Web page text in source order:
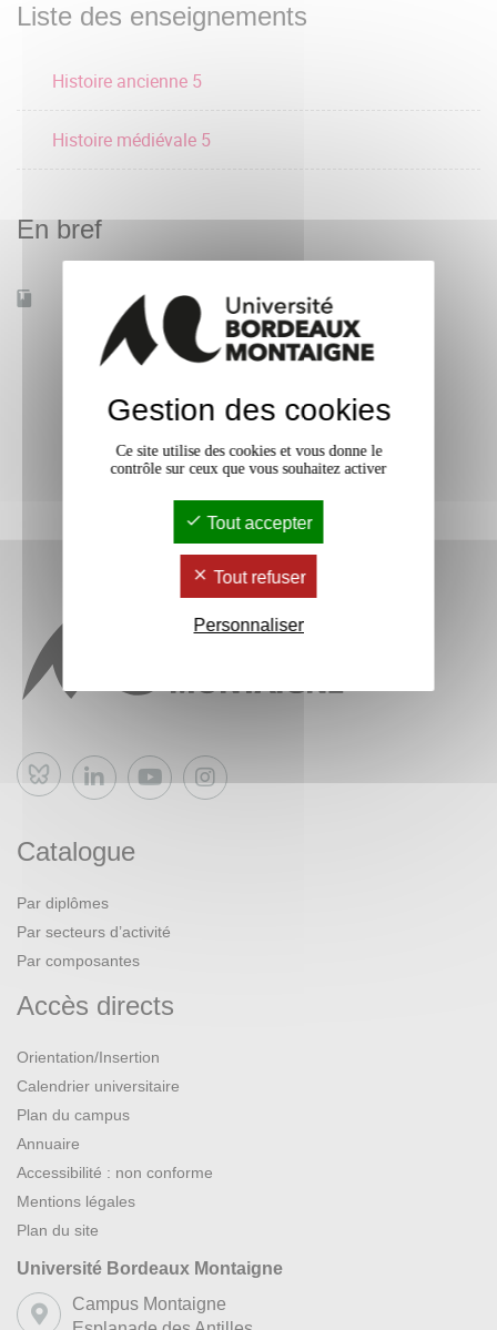
Liste des enseignements
Histoire ancienne 5
Histoire médiévale 5
En bref
Accessible à distance Non
Bluesky
Catalogue
Par diplômes
Par secteurs d’activité
Par composantes
Accès directs
Orientation/Insertion
Calendrier universitaire
Plan du campus
Annuaire
Accessibilité : non conforme
Mentions légales
Plan du site
Université Bordeaux Montaigne
Campus Montaigne
Gestion des cookies
Ce site utilise des cookies et vous donne le
contrôle sur ceux que vous souhaitez activer
Tout accepter
Tout refuser
Personnaliser